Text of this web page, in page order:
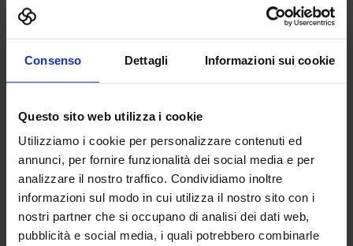
Consenso Dettagli Informazioni sui cookie
Questo sito web utilizza i cookie
Utilizziamo i cookie per personalizzare contenuti ed
annunci, per fornire funzionalità dei social media e per
analizzare il nostro traffico. Condividiamo inoltre
informazioni sul modo in cui utilizza il nostro sito con i
nostri partner che si occupano di analisi dei dati web,
pubblicità e social media, i quali potrebbero combinarle
AG TECHNIK SRL
MACCHINE UTENSILI
Padiglione: Pad. 16
Aggiungi ai preferiti